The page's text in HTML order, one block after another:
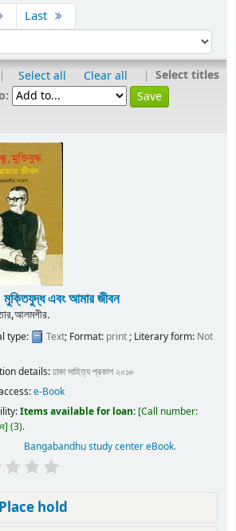
Last
| Select all Clear all | Select titles
মুক্তিযুদ্ধ এবং আমার জীবন
type: Text; Format: print ; Literary form: Not
details:ঢাকাসাহিত্য প্রকাশ ২০১৮
e-Book
Items available for loan: Call number:
(3).
Bangabandhu study center eBook.
Place hold